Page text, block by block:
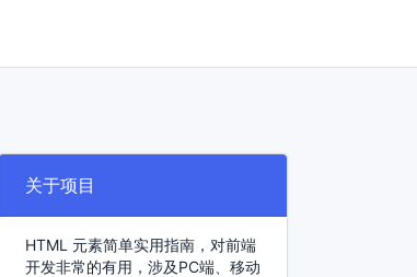
关于项目
HTML 元素简单实用指南，对前端
开发非常的有用，涉及PC端、移动